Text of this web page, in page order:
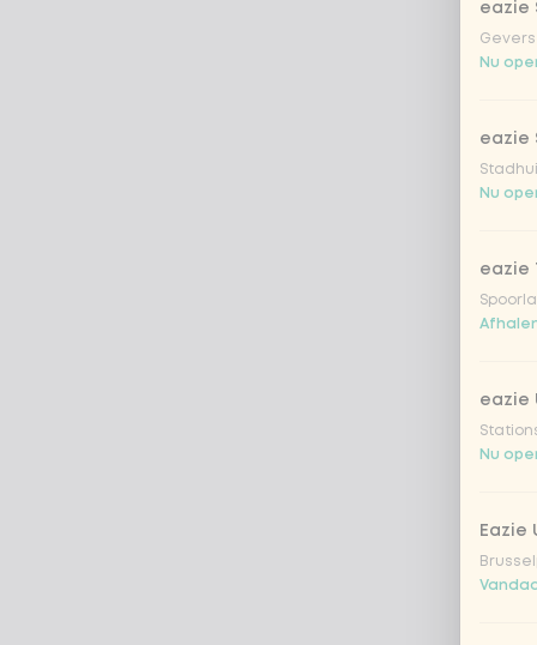
eazie
Nu
eazie
Nu
eazie
eazie
Nu
Eazie